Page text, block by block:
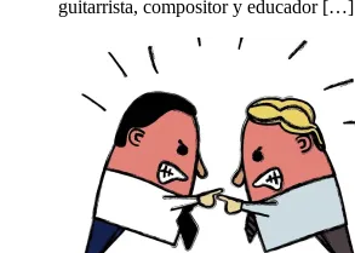
guitarrista, compositor y educador […]